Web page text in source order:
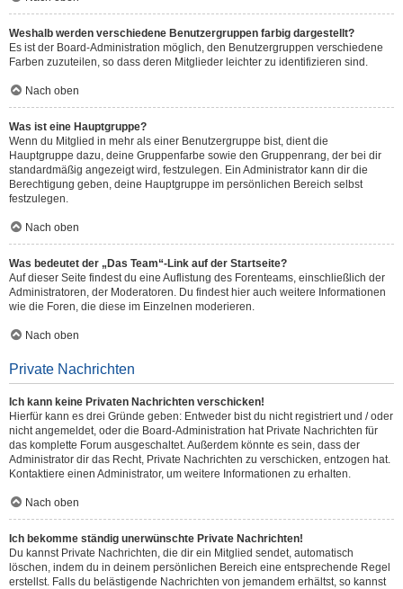
Weshalb werden verschiedene Benutzergruppen farbig dargestellt?
Es ist der Board-Administration möglich, den Benutzergruppen verschiedene
Farben zuzuteilen, so dass deren Mitglieder leichter zu identifizieren sind.
Nach oben
Was ist eine Hauptgruppe?
Wenn du Mitglied in mehr als einer Benutzergruppe bist, dient die
Hauptgruppe dazu, deine Gruppenfarbe sowie den Gruppenrang, der bei dir
standardmäßig angezeigt wird, festzulegen. Ein Administrator kann dir die
Berechtigung geben, deine Hauptgruppe im persönlichen Bereich selbst
festzulegen.
Nach oben
Was bedeutet der „Das Team“-Link auf der Startseite?
Auf dieser Seite findest du eine Auflistung des Forenteams, einschließlich der
Administratoren, der Moderatoren. Du findest hier auch weitere Informationen
wie die Foren, die diese im Einzelnen moderieren.
Nach oben
Private Nachrichten
Ich kann keine Privaten Nachrichten verschicken!
Hierfür kann es drei Gründe geben: Entweder bist du nicht registriert und / oder
nicht angemeldet, oder die Board-Administration hat Private Nachrichten für
das komplette Forum ausgeschaltet. Außerdem könnte es sein, dass der
Administrator dir das Recht, Private Nachrichten zu verschicken, entzogen hat.
Kontaktiere einen Administrator, um weitere Informationen zu erhalten.
Nach oben
Ich bekomme ständig unerwünschte Private Nachrichten!
Du kannst Private Nachrichten, die dir ein Mitglied sendet, automatisch
löschen, indem du in deinem persönlichen Bereich eine entsprechende Regel
erstellst. Falls du belästigende Nachrichten von jemandem erhältst, so kannst